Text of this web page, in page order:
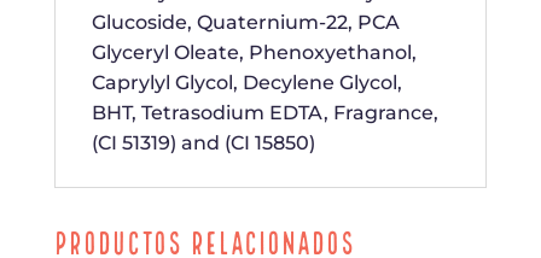
Glucoside, Quaternium-22, PCA
Glyceryl Oleate, Phenoxyethanol,
Caprylyl Glycol, Decylene Glycol,
BHT, Tetrasodium EDTA, Fragrance,
(CI 51319) and (CI 15850)
Productos relacionados